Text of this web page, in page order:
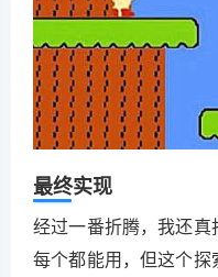
最终实现
经过一番折腾，我还
每个都能用，但这个